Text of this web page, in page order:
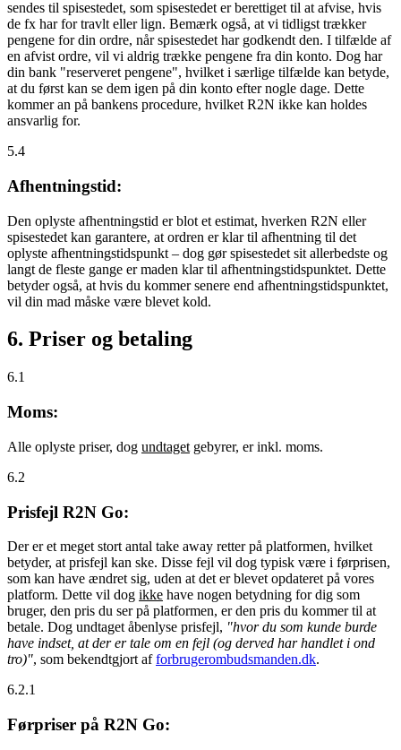
sendes til spisestedet, som spisestedet er berettiget til at afvise, hvis
de fx har for travlt eller lign. Bemærk også, at vi tidligst trækker
pengene for din ordre, når spisestedet har godkendt den. I tilfælde af
en afvist ordre, vil vi aldrig trække pengene fra din konto. Dog har
din bank "reserveret pengene", hvilket i særlige tilfælde kan betyde,
at du først kan se dem igen på din konto efter nogle dage. Dette
kommer an på bankens procedure, hvilket R2N ikke kan holdes
ansvarlig for.
5.4
Afhentningstid:
Den oplyste afhentningstid er blot et estimat, hverken R2N eller
spisestedet kan garantere, at ordren er klar til afhentning til det
oplyste afhentningstidspunkt – dog gør spisestedet sit allerbedste og
langt de fleste gange er maden klar til afhentningstidspunktet. Dette
betyder også, at hvis du kommer senere end afhentningstidspunktet,
vil din mad måske være blevet kold.
6. Priser og betaling
6.1
Moms:
Alle oplyste priser, dog undtaget gebyrer, er inkl. moms.
6.2
Prisfejl R2N Go:
Der er et meget stort antal take away retter på platformen, hvilket
betyder, at prisfejl kan ske. Disse fejl vil dog typisk være i førprisen,
som kan have ændret sig, uden at det er blevet opdateret på vores
platform. Dette vil dog ikke have nogen betydning for dig som
bruger, den pris du ser på platformen, er den pris du kommer til at
betale. Dog undtaget åbenlyse prisfejl, "hvor du som kunde burde
have indset, at der er tale om en fejl (og derved har handlet i ond
tro)", som bekendtgjort afforbrugerombudsmanden.dk.
6.2.1
Førpriser på R2N Go: